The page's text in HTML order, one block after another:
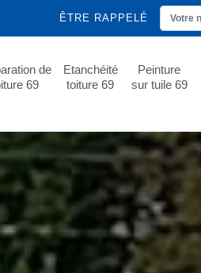
ÊTRE RAPPELÉ
de
69
Etanchéité
toiture 69
Peinture
sur tuile 69